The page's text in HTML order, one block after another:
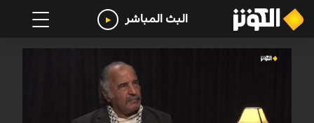
البث المباشر